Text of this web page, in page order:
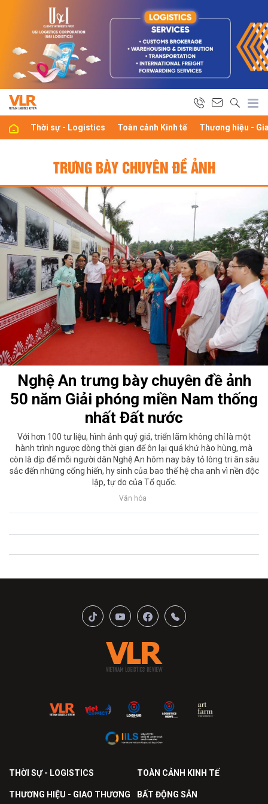
Thời sự - Logistics Toàn cảnh Kinh tế Thương hiệu -
TRƯNG BÀY CHUYÊN ĐỀ ẢNH
Nghệ An trưng bày chuyên đề ảnh
50 năm Giải phóng miền Nam thống
nhất Đất nước
Với hơn 100 tư liệu, hình ảnh quý giá, triển lãm không chỉ là một
hành trình ngược dòng thời gian để ôn lại quá khứ hào hùng, mà
còn là dịp để mỗi người dân Nghệ An hôm nay bày tỏ lòng tri ân sâu
sắc đến những cống hiến, hy sinh của bao thế hệ cha anh vì nền độc
lập, tự do của Tổ quốc.
Văn hóa
THỜI SỰ - LOGISTICS TOÀN CẢNH KINH TẾ
THƯƠNG HIỆU - GIAO THƯƠNG BẤT ĐỘNG SẢN